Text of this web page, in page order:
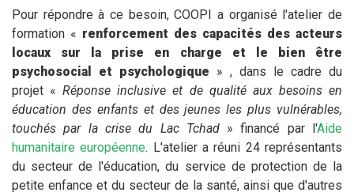
Pour répondre à ce besoin, COOPI a organisé l'atelier de
formation « renforcement des capacités des acteurs
locaux sur la prise en charge et le bien être
psychosocial et psychologique » , dans le cadre du
projet « Réponse inclusive et de qualité aux besoins en
éducation des enfants et des jeunes les plus vulnérables,
touchés par la crise du Lac Tchad» financé par l'Aide
humanitaire européenne. L'atelier a réuni 24 représentants
du secteur de l'éducation, du service de protection de la
petite enfance et du secteur de la santé, ainsi que d'autres